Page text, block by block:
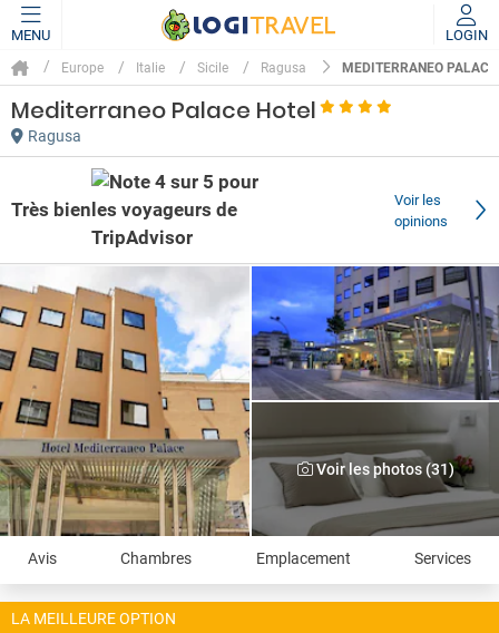
MENU LOGIN
Europe Italie Sicile Ragusa MEDITERRANEO
Mediterraneo Palace Hotel
Ragusa
Très bien
Voir les
opinions
Voir les photos (31)
Avis Chambres Emplacement Services
LA MEILLEURE OPTION